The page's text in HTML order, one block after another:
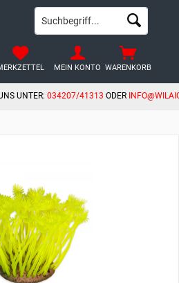
UNTER: 034207/41313 ODER
WARENKORB
MEIN KONTO